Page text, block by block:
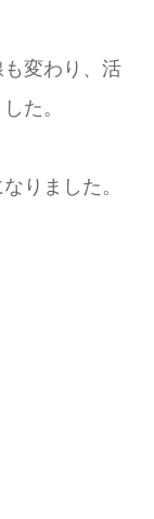
変わり、活
た。
りました。